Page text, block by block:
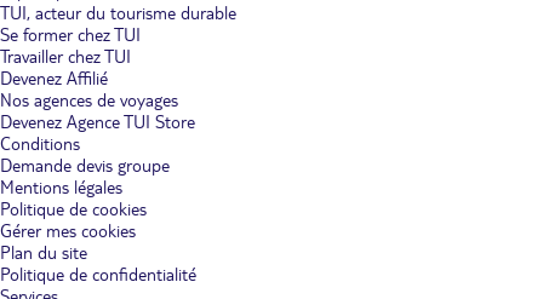
TUI, acteur du tourisme durable
Se former chez TUI
Travailler chez TUI
Devenez Affilié
Nos agences de voyages
Devenez Agence TUI Store
Conditions
Demande devis groupe
Mentions légales
Politique de cookies
Gérer mes cookies
Plan du site
Politique de confidentialité